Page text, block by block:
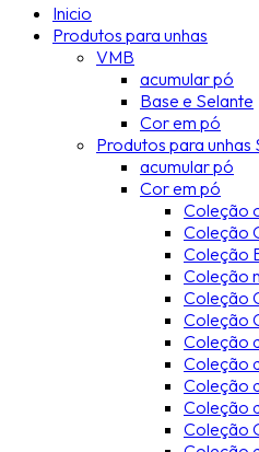
Inicio
Produtos para unhas
VMB
acumular pó
Base e Selante
Cor em pó
Produtos para unhas
acumular pó
Cor em pó
Coleção
Coleção
Coleção
Coleção
Coleção
Coleção
Coleção
Coleção
Coleção
Coleção
Coleção